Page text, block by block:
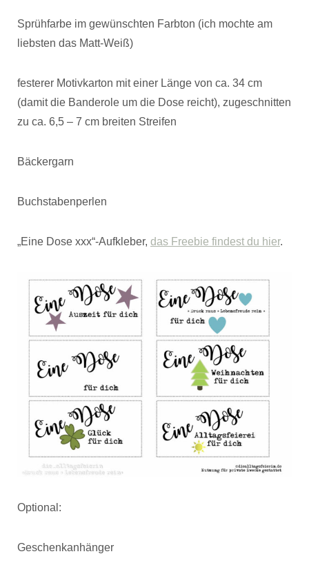
Sprühfarbe im gewünschten Farbton (ich mochte am
liebsten das Matt-Weiß)
festerer Motivkarton mit einer Länge von ca. 34 cm
(damit die Banderole um die Dose reicht), zugeschnitten
zu ca. 6,5 – 7 cm breiten Streifen
Bäckergarn
Buchstabenperlen
„Eine Dose xxx“-Aufkleber, das Freebie findest du hier.
Optional:
Geschenkanhänger